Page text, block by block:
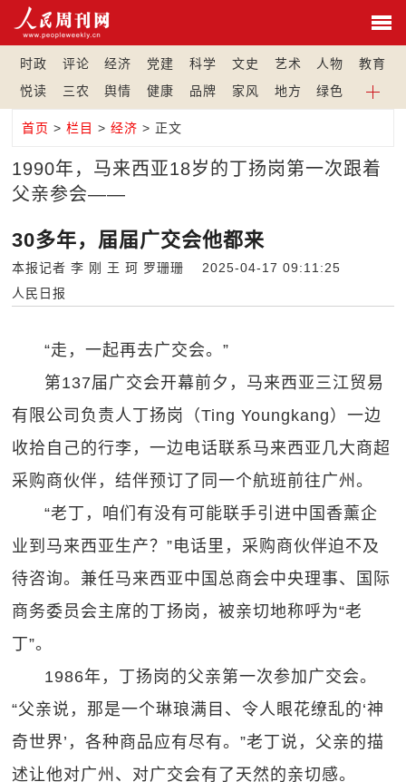
时政 评论 经济 党建 科学 文史 艺术 人物
教育
悦读
三农 舆情 健康 品牌 家风 地方 绿色
首页 >栏目 >经济 > 正文
1990年，马来西亚18岁的丁扬岗第一次跟着
父亲参会——
30多年，届届广交会他都来
本报记者 李 刚 王 珂 罗珊珊 2025-04-17 09:11:25
人民日报
“走，一起再去广交会。”
第137届广交会开幕前夕，马来西亚三江贸易
有限公司负责人丁扬岗（Ting Youngkang）一边
收拾自己的行李，一边电话联系马来西亚几大商超
采购商伙伴，结伴预订了同一个航班前往广州。
“老丁，咱们有没有可能联手引进中国香薰企
业到马来西亚生产？”电话里，采购商伙伴迫不及
待咨询。兼任马来西亚中国总商会中央理事、国际
商务委员会主席的丁扬岗，被亲切地称呼为“老
丁”。
1986年，丁扬岗的父亲第一次参加广交会。
“父亲说，那是一个琳琅满目、令人眼花缭乱的‘神
奇世界’，各种商品应有尽有。”老丁说，父亲的描
述让他对广州、对广交会有了天然的亲切感。